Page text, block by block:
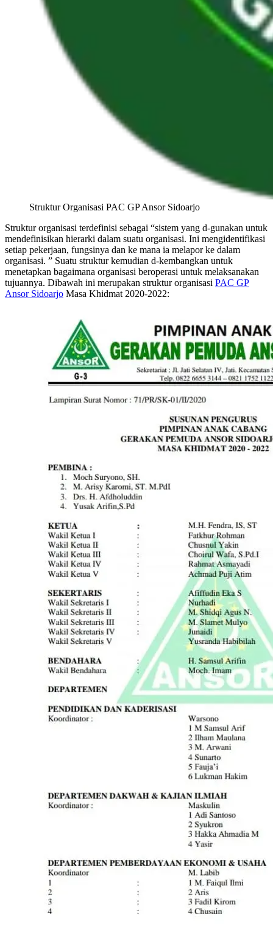
Struktur Organisasi PAC GP Ansor Sidoarjo
Struktur organisasi terdefinisi sebagai “sistem yang d-gunakan untuk
mendefinisikan hierarki dalam suatu organisasi. Ini mengidentifikasi
setiap pekerjaan, fungsinya dan ke mana ia melapor ke dalam
organisasi. ” Suatu struktur kemudian d-kembangkan untuk
menetapkan bagaimana organisasi beroperasi untuk melaksanakan
tujuannya. Dibawah ini merupakan struktur organisasi PAC GP
Ansor Sidoarjo Masa Khidmat 2020-2022: